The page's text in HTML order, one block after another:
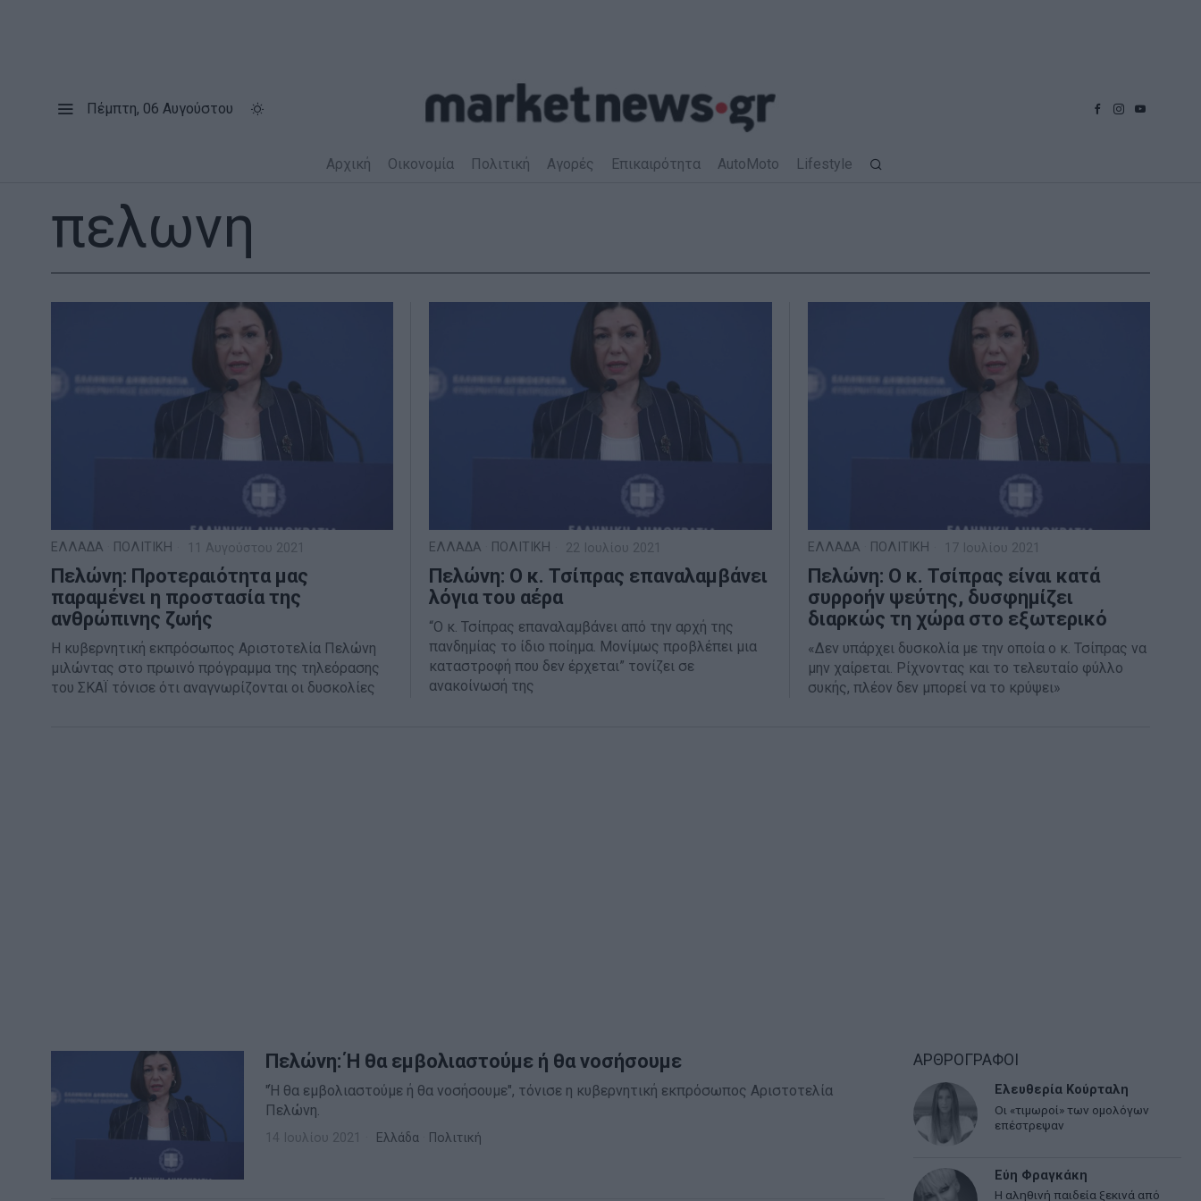
Πέμπτη, 06 Αυγούστου
Αρχική Οικονομία Πολιτική Αγορές Επικαιρότητα AutoMoto Lifestyle
πελωνη
ΕΛΛΑΔΑ ΠΟΛΙΤΙΚΗ 11 Αυγούστου 2021
Πελώνη: Προτεραιότητα μας
παραμένει η προστασία της
ανθρώπινης ζωής
Η κυβερνητική εκπρόσωπος Αριστοτελία Πελώνη
μιλώντας στο πρωινό πρόγραμμα της τηλεόρασης
του ΣΚΑΪ τόνισε ότι αναγνωρίζονται οι δυσκολίες
ΕΛΛΑΔΑ ΠΟΛΙΤΙΚΗ 22 Ιουλίου 2021
Πελώνη: Ο κ. Τσίπρας επαναλαμβάνει
λόγια του αέρα
“Ο κ. Τσίπρας επαναλαμβάνει από την αρχή της
πανδημίας το ίδιο ποίημα. Μονίμως προβλέπει μια
καταστροφή που δεν έρχεται” τονίζει σε
ανακοίνωσή της
ΕΛΛΑΔΑ ΠΟΛΙΤΙΚΗ 17 Ιουλίου 2021
Πελώνη: Ο κ. Τσίπρας είναι κατά
συρροήν ψεύτης, δυσφημίζει
διαρκώς τη χώρα στο εξωτερικό
«Δεν υπάρχει δυσκολία με την οποία ο κ. Τσίπρας να
μην χαίρεται. Ρίχνοντας και το τελευταίο φύλλο
συκής, πλέον δεν μπορεί να το κρύψει»
Πελώνη: Ή θα εμβολιαστούμε ή θα νοσήσουμε
"Ή θα εμβολιαστούμε ή θα νοσήσουμε", τόνισε η κυβερνητική εκπρόσωπος Αριστοτελία
Πελώνη.
14 Ιουλίου 2021 Ελλάδα Πολιτική
ΑΡΘΡΟΓΡΑΦΟΙ
Ελευθερία Κούρταλη
Οι «τιμωροί» των ομολόγων
επέστρεψαν
Εύη Φραγκάκη
Η αληθινή παιδεία ξεκινά από